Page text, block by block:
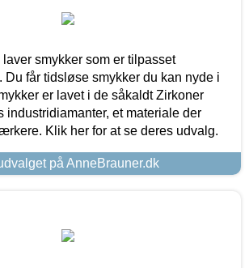
smykker som er tilpasset
Du får tidsløse smykker du kan nyde i
er lavet i de såkaldt Zirkoner
industridiamanter, et materiale der
Klik her for at se deres udvalg.
på AnneBrauner.dk